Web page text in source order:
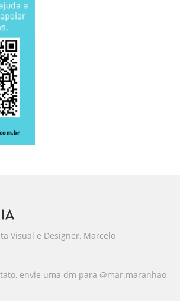
Visual e Designer, Marcelo
envie uma dm para @mar.maranhao